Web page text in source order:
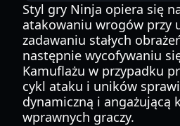
Styl gry Ninja opiera się
atakowaniu wrogów przy
zadawaniu stałych
następnie wycofywaniu
Kamuflażu w przypadku
cykl ataku i uników
dynamiczną i angażującą
wprawnych graczy.